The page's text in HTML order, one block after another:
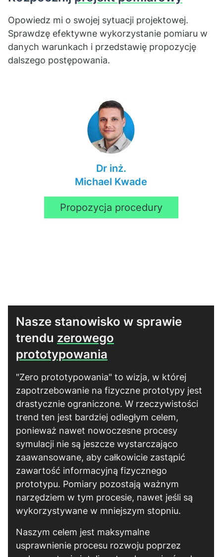
Opowiedz mi o swojej sytuacji projektowej.
Sprawdzę efektywne wykorzystanie pomiaru w
danych warunkach i przedstawię propozycję
dalszego postępowania.
Dr inż.
Michael Kwade
Propozycja procedury
Nasze stanowisko w sprawie
trendu zerowego
prototypowania
"Zero prototypowania" to wizja, w której
zapotrzebowanie na fizyczne prototypy jest
drastycznie ograniczone. W rzeczywistości
trend ten jest bardziej odległym celem,
ponieważ nawet nowoczesne procesy
symulacji nie są jeszcze wystarczająco
zaawansowane, aby całkowicie zastąpić
zawartość informacyjną fizycznego
prototypu. Pomiary pozostają ważnym
narzędziem w tym procesie, nawet jeśli są
wykorzystywane w mniejszym stopniu.
Naszym celem jest maksymalne
usprawnienie procesu rozwoju poprzez